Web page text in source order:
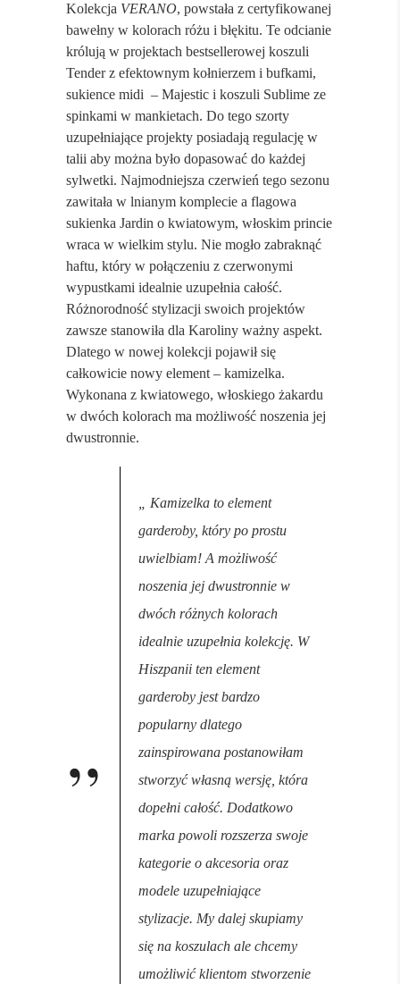
Kolekcja VERANO, powstała z certyfikowanej
bawełny w kolorach różu i błękitu. Te odcianie
królują w projektach bestsellerowej koszuli
Tender z efektownym kołnierzem i bufkami,
sukience midi – Majestic i koszuli Sublime ze
spinkami w mankietach. Do tego szorty
uzupełniające projekty posiadają regulację w
talii aby można było dopasować do każdej
sylwetki. Najmodniejsza czerwień tego sezonu
zawitała w lnianym komplecie a flagowa
sukienka Jardin o kwiatowym, włoskim princie
wraca w wielkim stylu. Nie mogło zabraknąć
haftu, który w połączeniu z czerwonymi
wypustkami idealnie uzupełnia całość.
Różnorodność stylizacji swoich projektów
zawsze stanowiła dla Karoliny ważny aspekt.
Dlatego w nowej kolekcji pojawił się
całkowicie nowy element – kamizelka.
Wykonana z kwiatowego, włoskiego żakardu
w dwóch kolorach ma możliwość noszenia jej
dwustronnie.
„ Kamizelka to element
garderoby, który po prostu
uwielbiam! A możliwość
noszenia jej dwustronnie w
dwóch różnych kolorach
idealnie uzupełnia kolekcję. W
Hiszpanii ten element
garderoby jest bardzo
popularny dlatego
zainspirowana postanowiłam
stworzyć własną wersję, która
dopełni całość. Dodatkowo
marka powoli rozszerza swoje
kategorie o akcesoria oraz
modele uzupełniające
stylizacje. My dalej skupiamy
się na koszulach ale chcemy
umożliwić klientom stworzenie